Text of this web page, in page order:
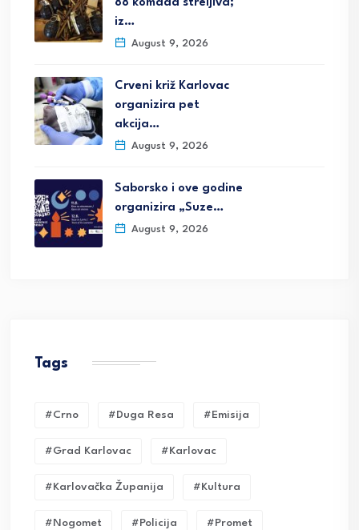
88 komada streljiva;
iz…
August 9, 2026
Crveni križ Karlovac
organizira pet
akcija…
August 9, 2026
Saborsko i ove godine
organizira „Suze…
August 9, 2026
Tags
#crno #duga Resa #emisija
#grad Karlovac #karlovac
#karlovačka Županija #kultura
#nogomet #policija #promet